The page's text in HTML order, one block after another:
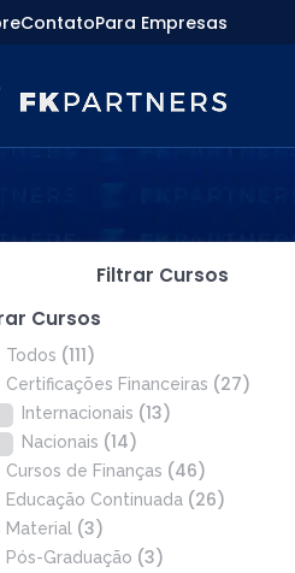
ContatoPara Empresas
Filtrar Cursos
Cursos
Todos (111)
Certificações Financeiras (27)
Internacionais (13)
Nacionais (14)
Cursos de Finanças (46)
Educação Continuada (26)
Material (3)
Pós-Graduação (3)